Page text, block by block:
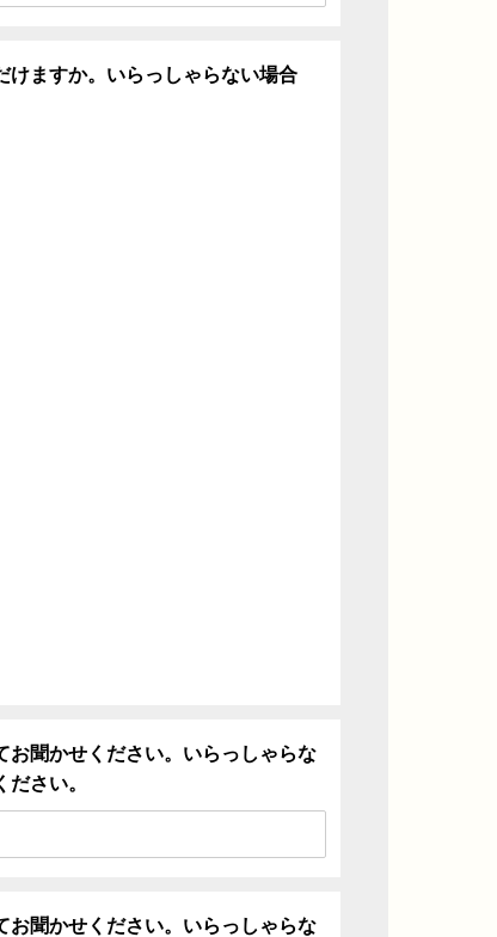
けますか。いらっしゃらない場合
お聞かせください。いらっしゃらな
さい。
お聞かせください。いらっしゃらな